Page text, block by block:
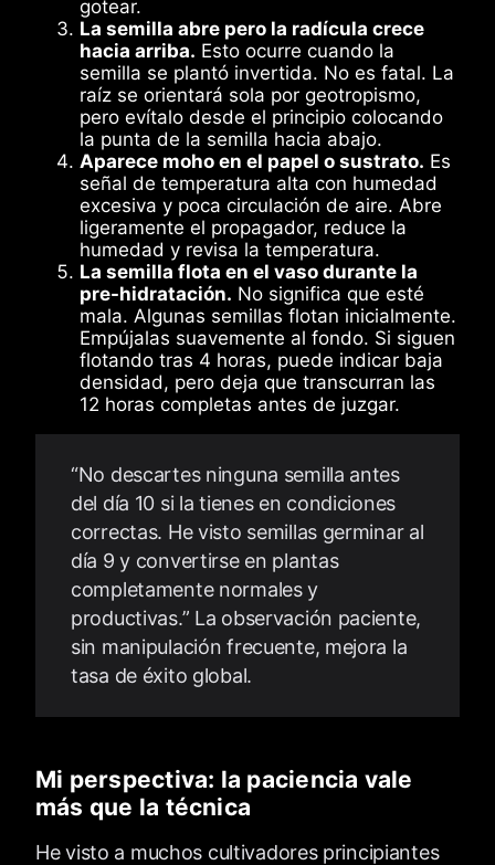
gotear.
La semilla abre pero la radícula crece
hacia arriba. Esto ocurre cuando la
semilla se plantó invertida. No es fatal. La
raíz se orientará sola por geotropismo,
pero evítalo desde el principio colocando
la punta de la semilla hacia abajo.
Aparece moho en el papel o sustrato. Es
señal de temperatura alta con humedad
excesiva y poca circulación de aire. Abre
ligeramente el propagador, reduce la
humedad y revisa la temperatura.
La semilla flota en el vaso durante la
pre-hidratación. No significa que esté
mala. Algunas semillas flotan inicialmente.
Empújalas suavemente al fondo. Si siguen
flotando tras 4 horas, puede indicar baja
densidad, pero deja que transcurran las
12 horas completas antes de juzgar.
“No descartes ninguna semilla antes
del día 10 si la tienes en condiciones
correctas. He visto semillas germinar al
día 9 y convertirse en plantas
completamente normales y
productivas.” La observación paciente,
sin manipulación frecuente, mejora la
tasa de éxito global.
Mi perspectiva: la paciencia vale
más que la técnica
He visto a muchos cultivadores principiantes